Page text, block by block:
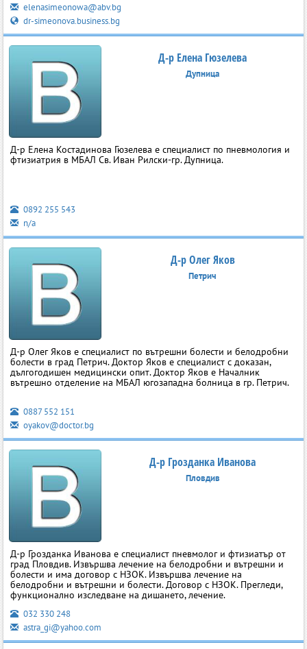
elenasimeonowa@abv.bg
dr-simeonova.business.bg
Д-р Елена Гюзелева
Дупница
Д-р Елена Костадинова Гюзелева e специалист по пневмология и
фтизиатрия в МБАЛ Св. Иван Рилски-гр. Дупница.
0892 255 543
n/a
Д-р Олег Яков
Петрич
Д-р Олег Яков е специалист по вътрешни болести и белодробни
болести в град Петрич. Доктор Яков е специалист с доказан,
дългогодишен медицински опит. Доктор Яков е Началник
вътрешно отделение на МБАЛ югозападна болница в гр. Петрич.
0887 552 151
oyakov@doctor.bg
Д-р Грозданка Иванова
Пловдив
Д-р Грозданка Иванова е специалист пневмолог и фтизиатър от
град Пловдив. Извършва лечение на белодробни и вътрешни и
болести и има договор с НЗОК. Извършва лечение на
белодробни и вътрешни и болести. Договор с НЗОК. Прегледи,
функционално изследване на дишането, лечение.
032 330 248
astra_gi@yahoo.com